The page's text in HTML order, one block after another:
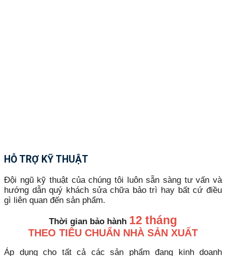
HỖ TRỢ KỸ THUẬT
Đội ngũ kỹ thuật của chúng tôi luôn sẵn sàng tư vấn và
hướng dẫn quý khách sửa chữa bảo trì hay bất cứ điều
gì liên quan đến sản phẩm.
Thời gian bảo hành 12 tháng
THEO TIÊU CHUẨN NHÀ SẢN XUẤT
Áp dụng cho tất cả các sản phẩm đang kinh doanh